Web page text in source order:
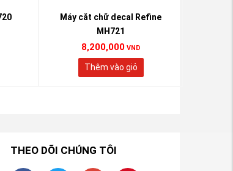
Máy cắt chữ decal Refine
MH721
8,200,000 VND
Thêm vào giỏ
THEO DÕI CHÚNG TÔI